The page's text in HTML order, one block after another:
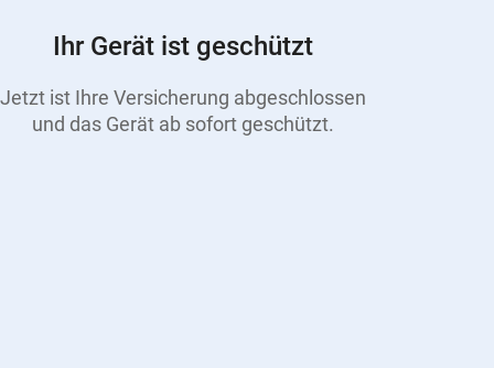
Ihr Gerät ist geschützt
Jetzt ist Ihre Versicherung abgeschlossen
und das Gerät ab sofort geschützt.